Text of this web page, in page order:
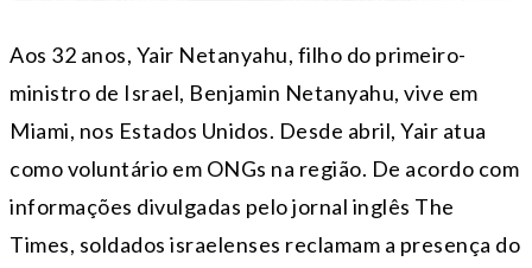
Aos 32 anos, Yair Netanyahu, filho do primeiro-
ministro de Israel, Benjamin Netanyahu, vive em
Miami, nos Estados Unidos. Desde abril, Yair atua
como voluntário em ONGs na região. De acordo com
informações divulgadas pelo jornal inglês The
Times, soldados israelenses reclamam a presença do